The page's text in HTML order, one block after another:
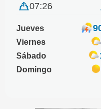
07:26
Jueves
Viernes
Sábado
Domingo